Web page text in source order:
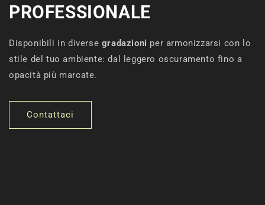
PROFESSIONALE
Disponibili in diverse gradazioni per armonizzarsi con lo
stile del tuo ambiente: dal leggero oscuramento fino a
opacità più marcate.
Contattaci